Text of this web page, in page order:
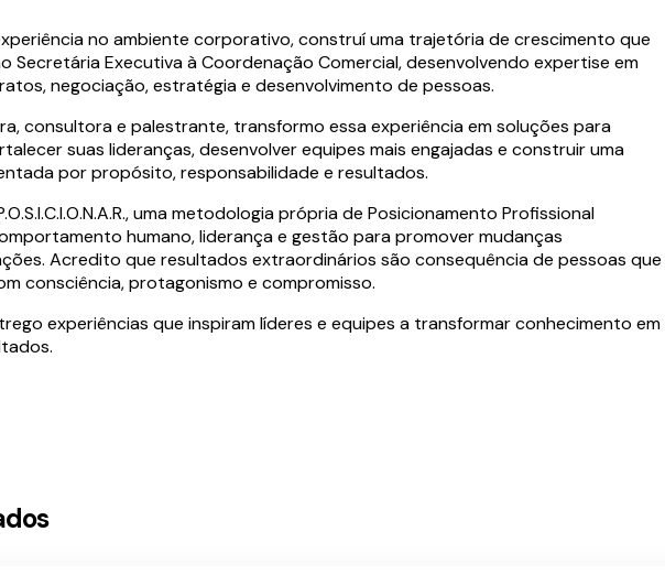
no ambiente corporativo, construí uma trajetória de crescimento que
Secretária Executiva à Coordenação Comercial, desenvolvendo expertise em
negociação, estratégia e desenvolvimento de pessoas.
consultora e palestrante, transformo essa experiência em soluções para
suas lideranças, desenvolver equipes mais engajadas e construir uma
por propósito, responsabilidade e resultados.
uma metodologia própria de Posicionamento Profissional
humano, liderança e gestão para promover mudanças
Acredito que resultados extraordinários são consequência de pessoas que
consciência, protagonismo e compromisso.
experiências que inspiram líderes e equipes a transformar conhecimento em